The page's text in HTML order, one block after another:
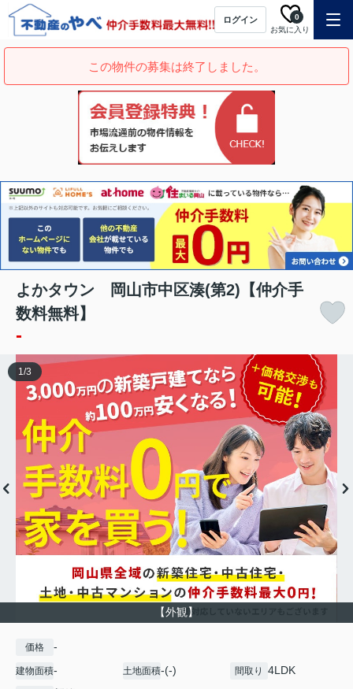
ログイン
お気に入り
0
この物件の募集は終了しました。
よかタウン 岡山市中区湊(第2)【仲介手
数料無料】
-
【外観】
1/3
価格 -
建物面積- 土地面積-(-) 間取り 4LDK